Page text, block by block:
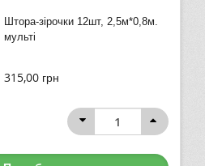
Штора-зірочки 12шт, 2,5м*0,8м.
мульті
315,00 грн